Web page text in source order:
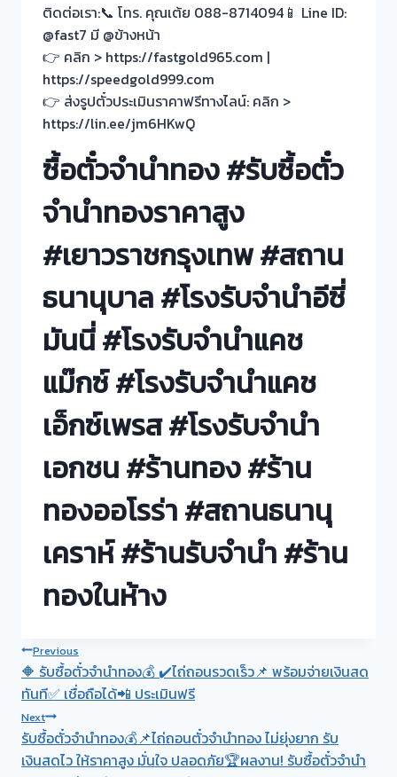
ติดต่อเรา:📞 โทร. คุณเต้ย 088-8714094📱 Line ID:
@fast7 มี @ข้างหน้า
👉 คลิก > https://fastgold965.com |
https://speedgold999.com
👉 ส่งรูปตั๋วประเมินราคาฟรีทางไลน์: คลิก >
https://lin.ee/jm6HKwQ
ซื้อตั๋วจำนำทอง #รับซื้อตั๋ว
จำนำทองราคาสูง
#เยาวราชกรุงเทพ #สถาน
ธนานุบาล #โรงรับจำนำอีซี่
มันนี่ #โรงรับจำนำแคช
แม๊กซ์ #โรงรับจำนำแคช
เอ็กซ์เพรส #โรงรับจำนำ
เอกชน #ร้านทอง #ร้าน
ทองออโรร่า #สถานธนานุ
เคราห์ #ร้านรับจำนำ #ร้าน
ทองในห้าง
Post
navigation
Previous
🔶 รับซื้อตั๋วจำนำทอง💰 ✔️ไถ่ถอนรวดเร็ว📌 พร้อมจ่ายเงินสด
ทันที✅ เชื่อถือได้📲 ประเมินฟรี
Next
รับซื้อตั๋วจำนำทอง💰📌ไถ่ถอนตั๋วจำนำทอง ไม่ยุ่งยาก รับ
เงินสดไว ให้ราคาสูง มั่นใจ ปลอดภัย🏆ผลงาน! รับซื้อตั๋วจำนำ